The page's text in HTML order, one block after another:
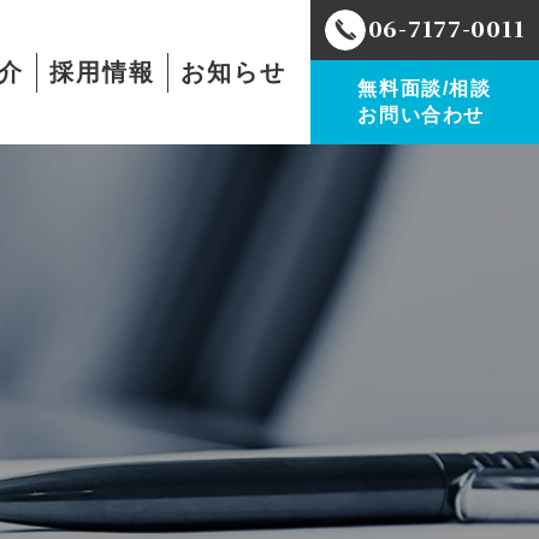
採用情報 お知らせ
06-7177-0011
無料面談/相談
お問い合わせ